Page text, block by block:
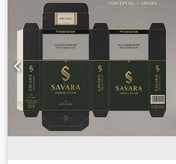
vedení Ano Chjdpfx Apezrugtsroa
Průměr navíjecího válce 1 000 mm
Automatický odvíjecí a navíjecí systém s
spojením za chodu a zvedacím
(kotouče o průměru 76 mm a 152 mm)
Vysoce výkonný hlubotiskový stroj s 8
Automatický odvíjecí a navíjecí systém s
spojením za chodu • Sušicí systém s
Integrovaná úprava korónou •
barvy • Systém bočního vedení pásu
systém pásu materiálu BST • Vhodné
kvalitních flexibilních obalů a pro
Robustní konstrukce od společnosti
každý cca 30 mm od příslušné velikosti
max 2000/h Chodpov Scmfsfx Aprja
5m3/h / Spotřeba vzduchu 3-5m3/h
240V / 50Hz / elektrické připojení 240V /
tamponu nepřetržitě elektrický. 0-80mm
plynule elektrický 0-80mm Špička
Online video kontrola WhatsApp - MS
Skladem Emskirchen/Norimberk -
vyzkoušet